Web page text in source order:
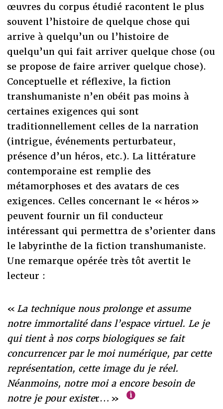
œuvres du corpus étudié racontent le plus
souvent l’histoire de quelque chose qui
arrive à quelqu’un ou l’histoire de
quelqu’un qui fait arriver quelque chose (ou
se propose de faire arriver quelque chose).
Conceptuelle et réflexive, la fiction
transhumaniste n’en obéit pas moins à
certaines exigences qui sont
traditionnellement celles de la narration
(intrigue, événements perturbateur,
présence d’un héros, etc.). La littérature
contemporaine est remplie des
métamorphoses et des avatars de ces
exigences. Celles concernant le « héros »
peuvent fournir un fil conducteur
intéressant qui permettra de s’orienter dans
le labyrinthe de la fiction transhumaniste.
Une remarque opérée très tôt avertit le
lecteur :
« La technique nous prolonge et assume
notre immortalité dans l’espace virtuel. Le je
qui tient à nos corps biologiques se fait
concurrencer par le moi numérique, par cette
représentation, cette image du je réel.
Néanmoins, notre moi a encore besoin de
notre je pour exister… »